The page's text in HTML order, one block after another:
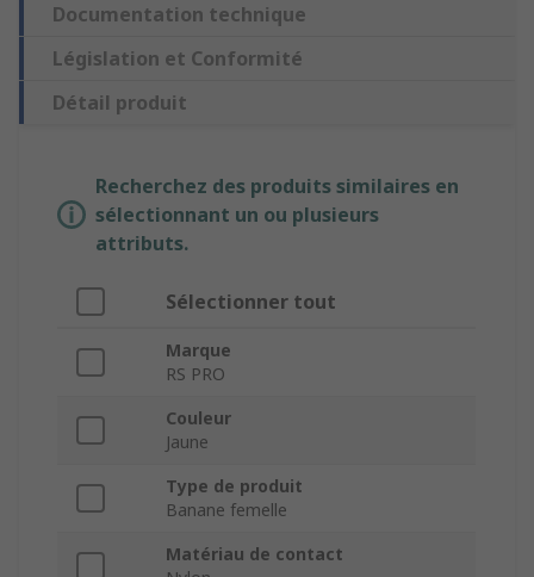
Documentation technique
Législation et Conformité
Détail produit
Recherchez des produits similaires en
sélectionnant un ou plusieurs
attributs.
Sélectionner tout
Marque
RS PRO
Couleur
Jaune
Type de produit
Banane femelle
Matériau de contact